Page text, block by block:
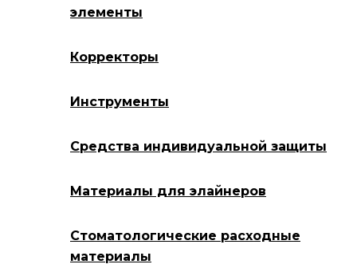
элементы
Корректоры
Инструменты
Средства индивидуальной защиты
Материалы для элайнеров
Стоматологические расходные
материалы